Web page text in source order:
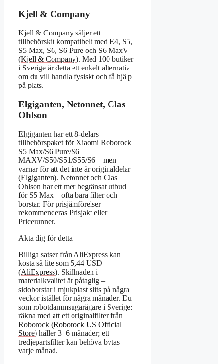
Kjell & Company
Kjell & Company säljer ett
tillbehörskit kompatibelt med E4, S5,
S5 Max, S6, S6 Pure och S6 MaxV
(Kjell & Company). Med 100 butiker
i Sverige är detta ett enkelt alternativ
om du vill handla fysiskt och få hjälp
på plats.
Elgiganten, Netonnet, Clas
Ohlson
Elgiganten har ett 8-delars
tillbehörspaket för Xiaomi Roborock
S5 Max/S6 Pure/S6
MAXV/S50/S51/S55/S6 – men
varnar för att det inte är originaldelar
(Elgiganten). Netonnet och Clas
Ohlson har ett mer begränsat utbud
för S5 Max – ofta bara filter och
borstar. För prisjämförelser
rekommenderas Prisjakt eller
Pricerunner.
Akta dig för detta
Billiga satser från AliExpress kan
kosta så lite som 5,44 USD
(AliExpress). Skillnaden i
materialkvalitet är påtaglig –
sidoborstar i mjukplast slits på några
veckor istället för några månader. Du
som robotdammsugarägare i Sverige:
räkna med att ett originalfilter från
Roborock (Roborock US Official
Store) håller 3–6 månader; ett
tredjepartsfilter kan behöva bytas
varje månad.